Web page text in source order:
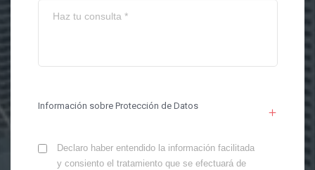
Información sobre Protección de Datos
Declaro haber entendido la información facilitada
y consiento el tratamiento que se efectuará de